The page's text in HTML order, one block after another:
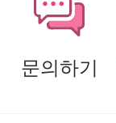
문의하기